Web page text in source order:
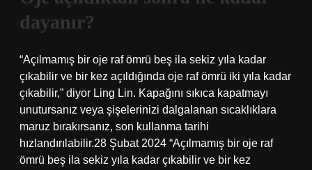
dayanır?
“Açılmamış bir oje raf ömrü beş ila sekiz yıla kadar
çıkabilir ve bir kez açıldığında oje raf ömrü iki yıla kadar
çıkabilir,” diyor Ling Lin. Kapağını sıkıca kapatmayı
unutursanız veya şişelerinizi dalgalanan sıcaklıklara
maruz bırakırsanız, son kullanma tarihi
hızlandırılabilir.28 Şubat 2024 “Açılmamış bir oje raf
ömrü beş ila sekiz yıla kadar çıkabilir ve bir kez